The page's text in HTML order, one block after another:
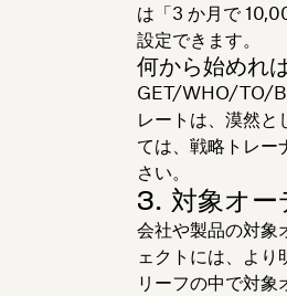
は「3 か月で
設定できます。
何から始めれ
GET/WHO/TO/
レートは、漠然と
ては、戦略トレー
さい。
3. 対象オー
会社や製品の対象
ェクトには、よ
リーフの中で対